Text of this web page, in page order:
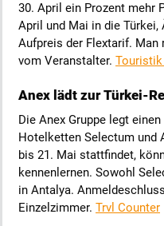
30. April ein Prozent mehr
April und Mai in die Türkei,
Aufpreis der Flextarif. Man
vom Veranstalter. Touristik
Anex lädt zur Türkei-
Die Anex Gruppe legt
Hotelketten Selectum und
bis 21. Mai stattfindet,
kennenlernen. Sowohl
in Antalya.
Einzelzimmer. Trvl Counter